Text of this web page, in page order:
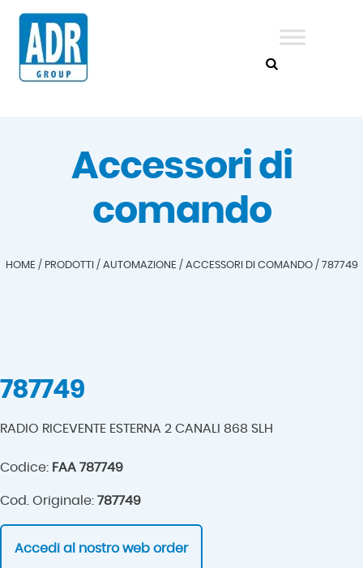
Accessori di
comando
HOME / PRODOTTI / AUTOMAZIONE / ACCESSORI DI COMANDO/ 787749
787749
RADIO RICEVENTE ESTERNA 2 CANALI 868 SLH
Codice: FAA 787749
Cod. Originale: 787749
Accedi al nostro web order